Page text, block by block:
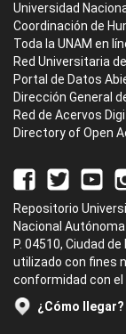
Universidad
Coordinación de
Toda la UNAM en
Red Universitaria
Portal de Datos
Dirección General
Red de Acervos
Directory of Open
Repositorio
Nacional
P. 04510, Ciudad
utilizado con fines
conformidad con el
¿Cómo llegar?